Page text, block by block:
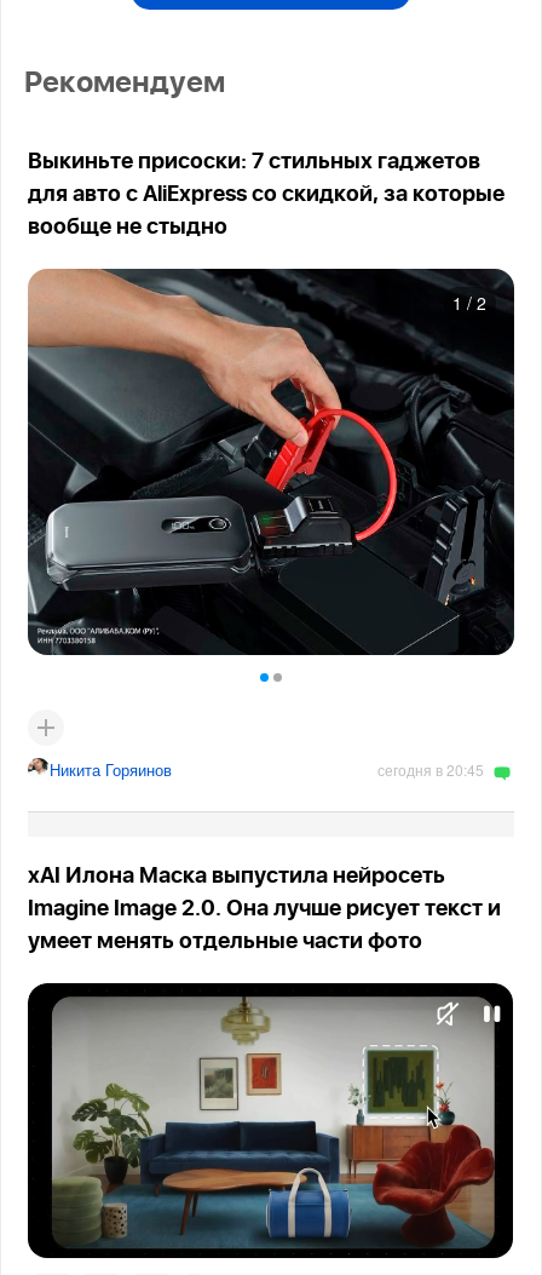
Рекомендуем
Выкиньте присоски: 7 стильных гаджетов
для авто с AliExpress со скидкой, за которые
вообще не стыдно
1 / 2
Никита Горяинов сегодня в 20:45
xAI Илона Маска выпустила нейросеть
Imagine Image 2.0. Она лучше рисует текст и
умеет менять отдельные части фото